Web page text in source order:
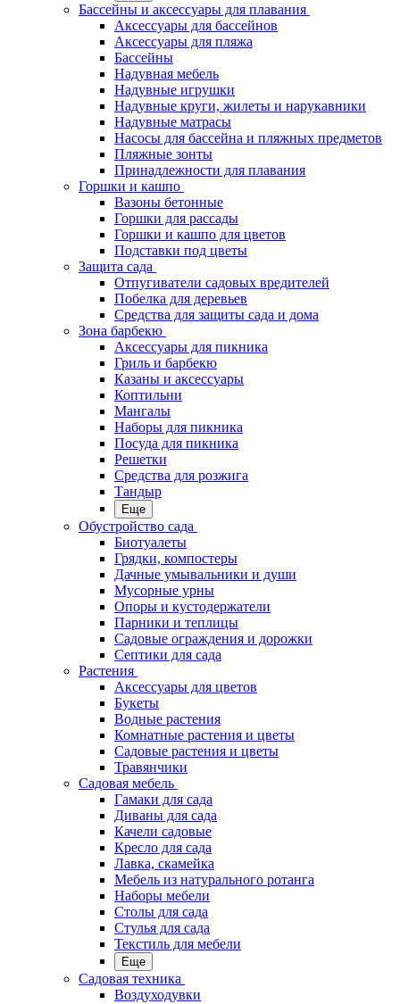
Бассейны и аксессуары для плавания
Аксессуары для бассейнов
Аксессуары для пляжа
Бассейны
Надувная мебель
Надувные игрушки
Надувные круги, жилеты и нарукавники
Надувные матрасы
Насосы для бассейна и пляжных предметов
Пляжные зонты
Принадлежности для плавания
Горшки и кашпо
Вазоны бетонные
Горшки для рассады
Горшки и кашпо для цветов
Подставки под цветы
Защита сада
Отпугиватели садовых вредителей
Побелка для деревьев
Средства для защиты сада и дома
Зона барбекю
Аксессуары для пикника
Гриль и барбекю
Казаны и аксессуары
Коптильни
Мангалы
Наборы для пикника
Посуда для пикника
Решетки
Средства для розжига
Тандыр
Еще
Обустройство сада
Биотуалеты
Грядки, компостеры
Дачные умывальники и души
Мусорные урны
Опоры и кустодержатели
Парники и теплицы
Садовые ограждения и дорожки
Септики для сада
Растения
Аксессуары для цветов
Букеты
Водные растения
Комнатные растения и цветы
Садовые растения и цветы
Травянчики
Садовая мебель
Гамаки для сада
Диваны для сада
Качели садовые
Кресло для сада
Лавка, скамейка
Мебель из натурального ротанга
Наборы мебели
Столы для сада
Стулья для сада
Текстиль для мебели
Еще
Садовая техника
Воздуходувки